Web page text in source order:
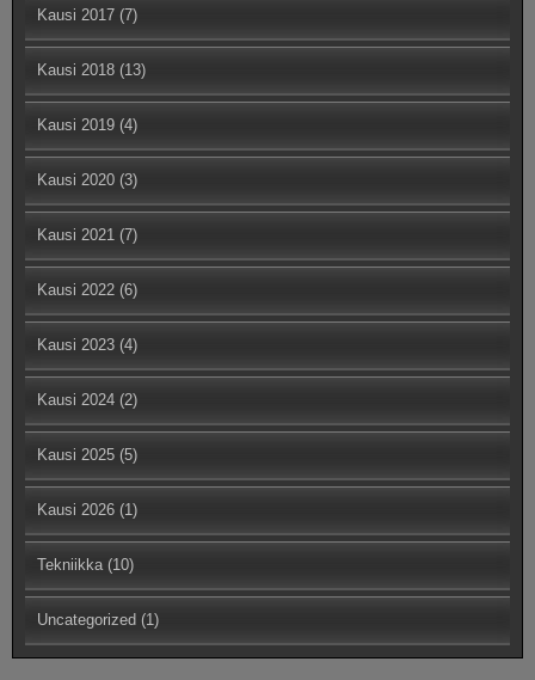
Kausi 2017 (7)
Kausi 2018 (13)
Kausi 2019 (4)
Kausi 2020 (3)
Kausi 2021 (7)
Kausi 2022 (6)
Kausi 2023 (4)
Kausi 2024 (2)
Kausi 2025 (5)
Kausi 2026 (1)
Tekniikka(10)
Uncategorized (1)